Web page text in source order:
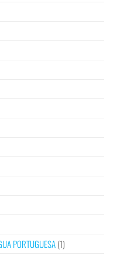
PORTUGUESA(1)